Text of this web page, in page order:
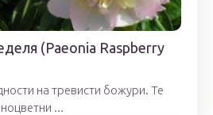
(Paeonia Raspberry
на тревисти божури. Те
...